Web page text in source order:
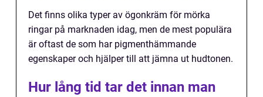
Det finns olika typer av ögonkräm för mörka
ringar på marknaden idag, men de mest populära
är oftast de som har pigmenthämmande
egenskaper och hjälper till att jämna ut hudtonen.
Hur lång tid tar det innan man